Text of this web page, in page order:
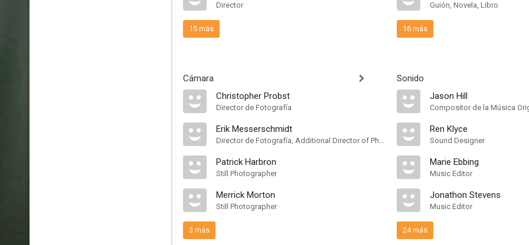
Director
15 más
Cámara
Christopher Probst
Director de Fotografía
Erik Messerschmidt
Director de Fotografía, Additional Director of Photography
Patrick Harbron
Still Photographer
Merrick Morton
Still Photographer
3 más
Guión, Novela, Libro
16 más
Sonido
Jason Hill
Compositor de la Música
Ren Klyce
Sound Designer
Marie Ebbing
Music Editor
Jonathon Stevens
Music Editor
24 más